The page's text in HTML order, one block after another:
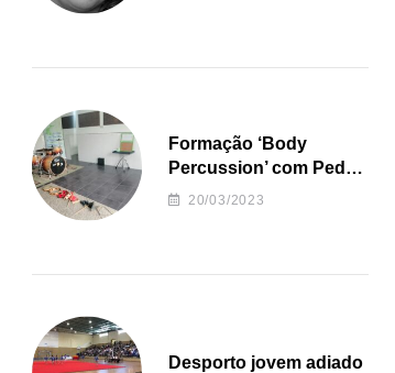
Formação ‘Body
Percussion’ com Pedro
Almeida
20/03/2023
Desporto jovem adiado